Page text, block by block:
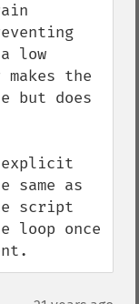
low
the
but does
explicit
as
script
loop once